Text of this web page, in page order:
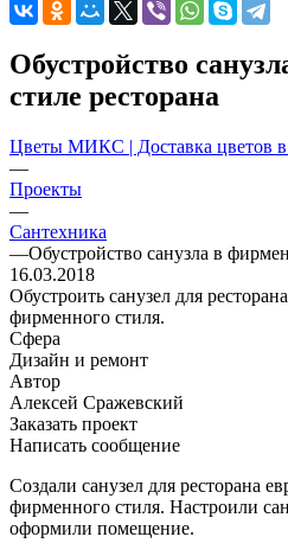
Обустройство
стиле ресторана
Цветы МИКС | Доставка цветов в
—
Проекты
—
Сантехника
—Обустройство санузла в
16.03.2018
Обустроить санузел для
фирменного стиля.
Сфера
Дизайн и ремонт
Автор
Алексей Сражевский
Заказать проект
Написать сообщение
Создали санузел для ресторана
фирменного стиля. Настроили
оформили помещение.